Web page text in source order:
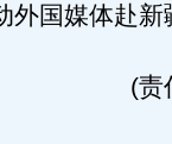
外国媒体赴新
(责